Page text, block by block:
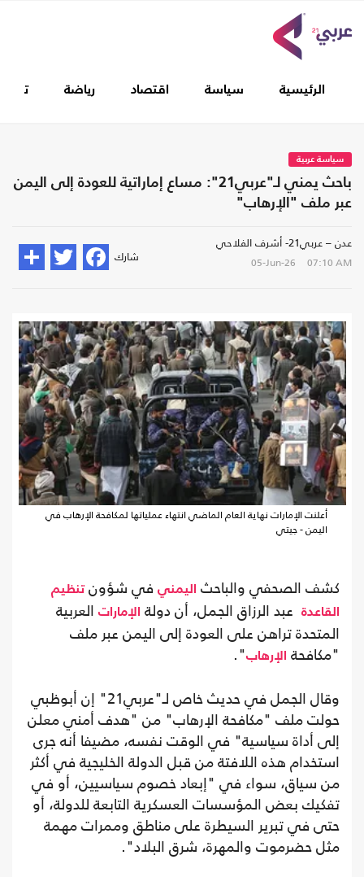
الرئيسية سياسة اقتصاد رياضة
سياسة عربية
باحث يمني لـ"عربي21": مساع إماراتية للعودة إلى اليمن
عبر ملف "الإرهاب"
عدن – عربي21- أشرف الفلاحي
05-Jun-26 07:10 AM شارك
أعلنت الإمارات نهاية العام الماضي انتهاء عملياتها لمكافحة الإرهاب في
اليمن - جيتي
كشف الصحفي والباحث اليمني في شؤونتنظيم
القاعدة
عبد الرزاق الجمل، أن دولة الإمارات العربية
المتحدة تراهن على العودة إلى اليمن عبر ملف
"مكافحة الإرهاب".
وقال الجمل في حديث خاص لـ"عربي21" إن أبوظبي
حولت ملف "مكافحة الإرهاب" من "هدف أمني معلن
إلى أداة سياسية" في الوقت نفسه، مضيفا أنه جرى
استخدام هذه اللافتة من قبل الدولة الخليجية في أكثر
من سياق، سواء في "إبعاد خصوم سياسيين، أو في
تفكيك بعض المؤسسات العسكرية التابعة للدولة، أو
حتى في تبرير السيطرة على مناطق وممرات مهمة
مثل حضرموت والمهرة، شرق البلاد".